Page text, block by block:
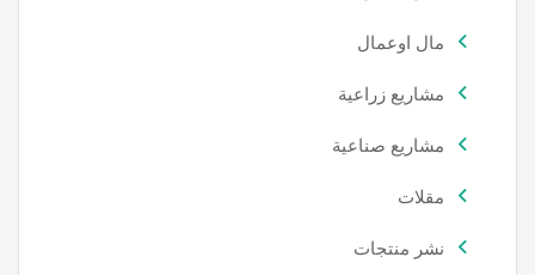
مال اوعمال
مشاريع زراعية
مشاريع صناعية
مقلات
نشر منتجات